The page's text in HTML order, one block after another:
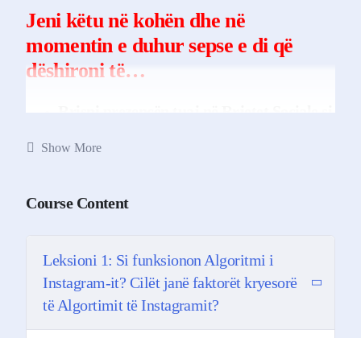
Jeni këtu në kohën dhe në
momentin e duhur sepse e di që
dëshironi të…
dhe të krijoni një komunitet të ngushtë
Të tërhiqni auidencen tuaj te targetuar
nuk mund të shohin se si ju mund t’i
ndihmoni ata.
Të ktheni mesazhet në shitje.
Show More
Course Content
Leksioni 1: Si funksionon Algoritmi i
Instagram-it? Cilët janë faktorët kryesorë
të Algortimit të Instagramit?